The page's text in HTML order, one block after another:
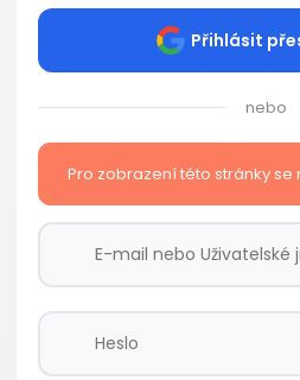
Přihlásit
nebo
Pro zobrazení této stránky se